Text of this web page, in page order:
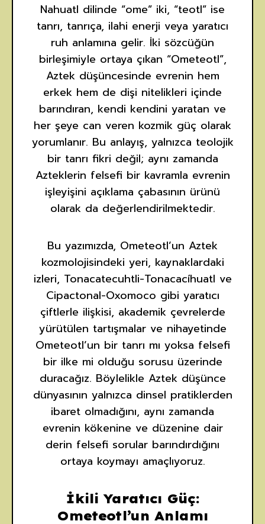
Nahuatl dilinde “ome” iki, “teotl” ise
tanrı, tanrıça, ilahi enerji veya yaratıcı
ruh anlamına gelir. İki sözcüğün
birleşimiyle ortaya çıkan “Ometeotl”,
Aztek düşüncesinde evrenin hem
erkek hem de dişi nitelikleri içinde
barındıran, kendi kendini yaratan ve
her şeye can veren kozmik güç olarak
yorumlanır. Bu anlayış, yalnızca teolojik
bir tanrı fikri değil; aynı zamanda
Azteklerin felsefi bir kavramla evrenin
işleyişini açıklama çabasının ürünü
olarak da değerlendirilmektedir.
Bu yazımızda, Ometeotl’un Aztek
kozmolojisindeki yeri, kaynaklardaki
izleri, Tonacatecuhtli-Tonacacíhuatl ve
Cipactonal-Oxomoco gibi yaratıcı
çiftlerle ilişkisi, akademik çevrelerde
yürütülen tartışmalar ve nihayetinde
Ometeotl’un bir tanrı mı yoksa felsefi
bir ilke mi olduğu sorusu üzerinde
duracağız. Böylelikle Aztek düşünce
dünyasının yalnızca dinsel pratiklerden
ibaret olmadığını, aynı zamanda
evrenin kökenine ve düzenine dair
derin felsefi sorular barındırdığını
ortaya koymayı amaçlıyoruz.
İkili Yaratıcı Güç:
Ometeotl’un Anlamı